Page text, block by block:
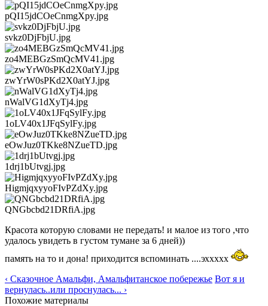
pQI15jdCOeCnmgXpy.jpg
svkz0DjFbjU.jpg
zo4MEBGzSmQcMV41.jpg
zwYrW0sPKd2X0atYJ.jpg
nWalVG1dXyTj4.jpg
1oLV40x1JFqSylFy.jpg
eOwJuz0TKke8NZueTD.jpg
1drj1bUtvgj.jpg
HigmjqxyyoFIvPZdXy.jpg
QNGbcbd21DRfiA.jpg
Красота которую словами не передать! и малое из того ,что
удалось увидеть в густом тумане за 6 дней))
память на то и дона! приходится вспоминать ....эххххх
‹ Сказочное Амальфи, Амальфитанское побережье Вот я и
вернулась..или проснулась... ›
Похожие материалы